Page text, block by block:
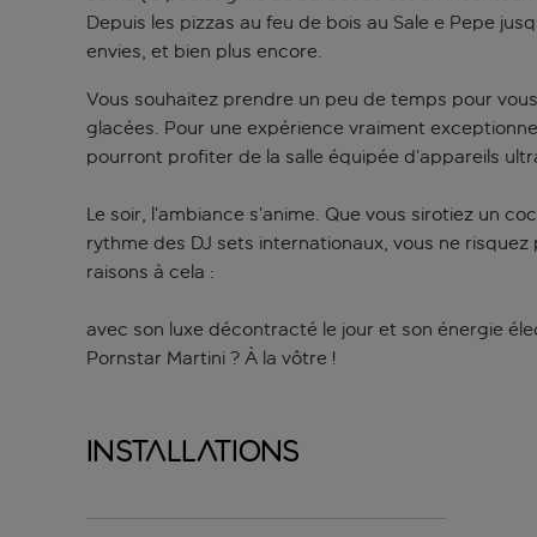
Depuis les pizzas au feu de bois au Sale e Pepe
envies, et bien plus encore.
Vous souhaitez prendre un peu de temps pour
glacées. Pour une expérience vraiment
pourront profiter de la salle équipée d’appareils
Le soir, l’ambiance s’anime. Que vous sirotiez un
rythme des DJ sets internationaux, vous ne
raisons à cela :
avec son luxe décontracté le jour et son énergie
Pornstar Martini ? À la vôtre !
Installations